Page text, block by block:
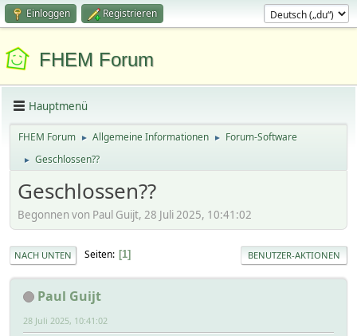
Einloggen Registrieren
FHEM Forum
Hauptmenü
FHEM Forum ► Allgemeine Informationen ► Forum-Software
► Geschlossen??
Geschlossen??
Begonnen von Paul Guijt, 28 Juli 2025, 10:41:02
NACH UNTEN Seiten 1 BENUTZER-AKTIONEN
Paul Guijt
28 Juli 2025, 10:41:02